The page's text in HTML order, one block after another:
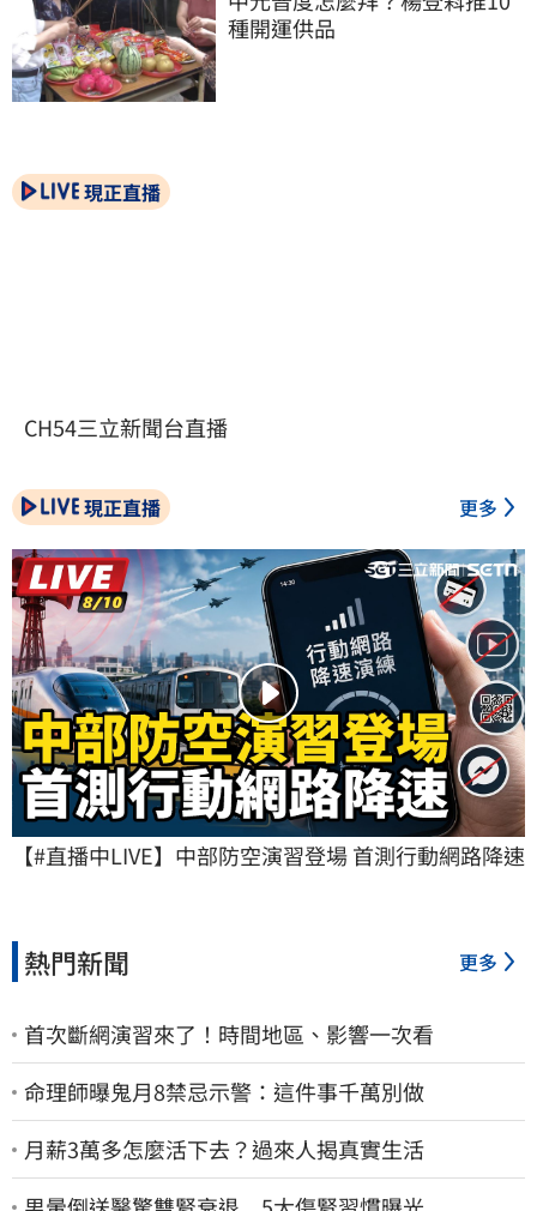
種開運供品
現正直播
CH54三立新聞台直播
現正直播 更多
【#直播中LIVE】中部防空演習登場 首測行動網路降速
熱門新聞 更多
首次斷網演習來了！時間地區、影響一次看
命理師曝鬼月8禁忌示警：這件事千萬別做
月薪3萬多怎麼活下去？過來人揭真實生活